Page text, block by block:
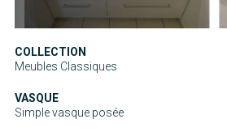
COLLECTION
Meubles Classiques
VASQUE
Simple vasque posée